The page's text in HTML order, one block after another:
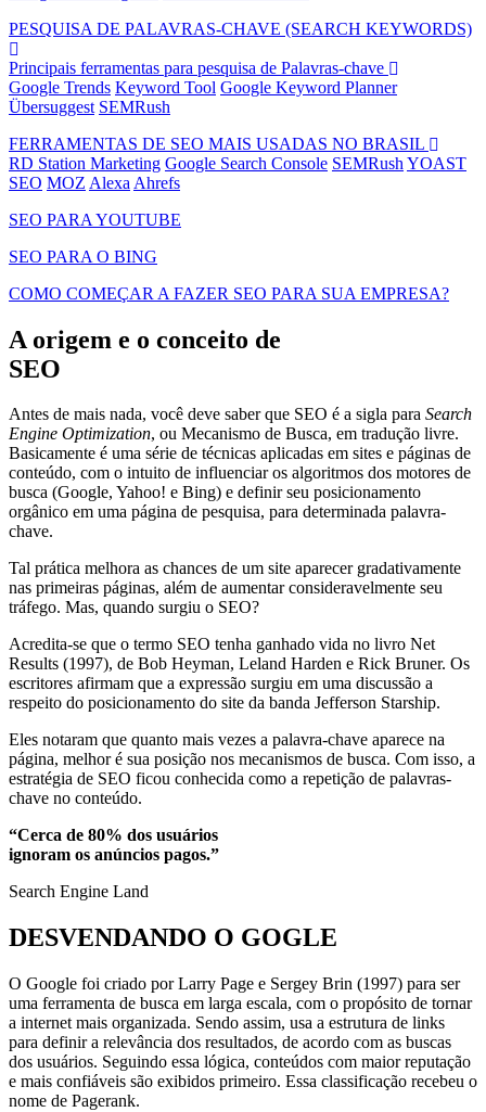
PESQUISA DE PALAVRAS-CHAVE (SEARCH KEYWORDS)
Principais ferramentas para pesquisa de Palavras-chave
Google Trends Keyword Tool Google Keyword Planner
Übersuggest SEMRush
FERRAMENTAS DE SEO MAIS USADAS NO BRASIL
RD Station Marketing Google Search Console SEMRush YOAST
SEO MOZ Alexa Ahrefs
SEO PARA YOUTUBE
SEO PARA O BING
COMO COMEÇAR A FAZER SEO PARA SUA EMPRESA?
A origem e o conceito de
SEO
Antes de mais nada, você deve saber que SEO é a sigla para Search
Engine Optimization, ou Mecanismo de Busca, em tradução livre.
Basicamente é uma série de técnicas aplicadas em sites e páginas de
conteúdo, com o intuito de influenciar os algoritmos dos motores de
busca (Google, Yahoo! e Bing) e definir seu posicionamento
orgânico em uma página de pesquisa, para determinada palavra-
chave.
Tal prática melhora as chances de um site aparecer gradativamente
nas primeiras páginas, além de aumentar consideravelmente seu
tráfego. Mas, quando surgiu o SEO?
Acredita-se que o termo SEO tenha ganhado vida no livro Net
Results (1997), de Bob Heyman, Leland Harden e Rick Bruner. Os
escritores afirmam que a expressão surgiu em uma discussão a
respeito do posicionamento do site da banda Jefferson Starship.
Eles notaram que quanto mais vezes a palavra-chave aparece na
página, melhor é sua posição nos mecanismos de busca. Com isso, a
estratégia de SEO ficou conhecida como a repetição de palavras-
chave no conteúdo.
“Cerca de 80% dos usuários
ignoram os anúncios pagos.”
Search Engine Land
DESVENDANDO O GOGLE
O Google foi criado por Larry Page e Sergey Brin (1997) para ser
uma ferramenta de busca em larga escala, com o propósito de tornar
a internet mais organizada. Sendo assim, usa a estrutura de links
para definir a relevância dos resultados, de acordo com as buscas
dos usuários. Seguindo essa lógica, conteúdos com maior reputação
e mais confiáveis são exibidos primeiro. Essa classificação recebeu o
nome de Pagerank.